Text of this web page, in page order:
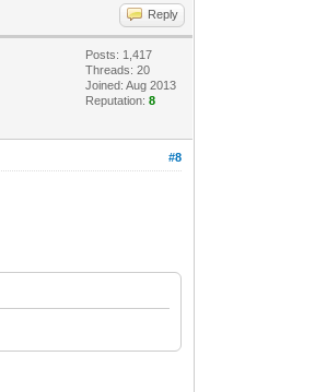
Reply
Posts: 1,417
Threads: 20
Joined: Aug 2013
Reputation:8
#8